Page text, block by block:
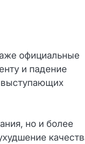
официальные
и падение
выступающих
но и более